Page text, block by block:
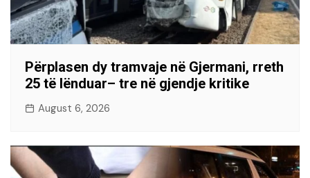
Përplasen dy tramvaje në Gjermani, rreth
25 të lënduar– tre në gjendje kritike
August 6, 2026